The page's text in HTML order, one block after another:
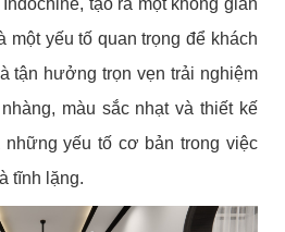
một yếu tố quan trọng để khách
tận hưởng trọn vẹn trải nghiệm
màu sắc nhạt và thiết kế
những yếu tố cơ bản trong việc
tĩnh lặng.